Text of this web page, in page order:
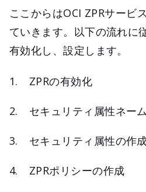
ここからはOCI ZPRサービ
ていきます。以下の流れに
有効化し、設定します。
ZPRの有効化
セキュリティ属性ネー
セキュリティ属性の作
ZPRポリシーの作成